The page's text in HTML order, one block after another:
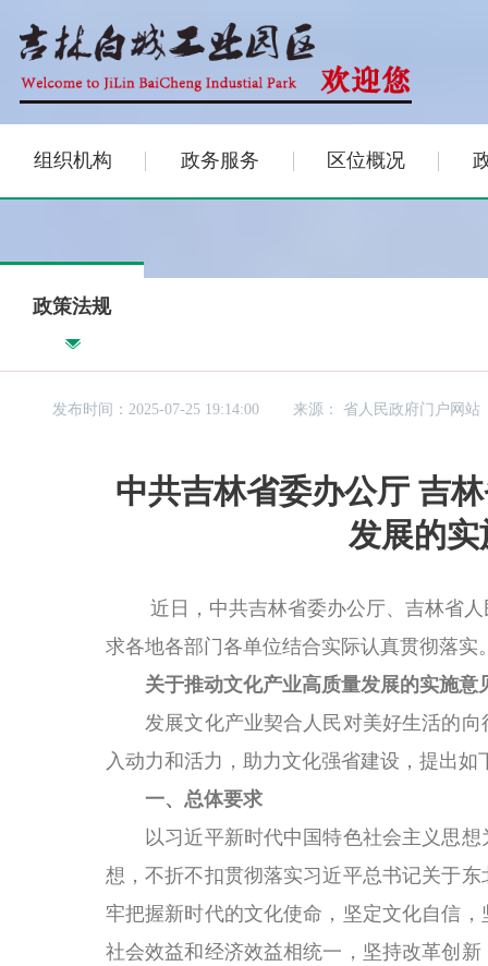
组织机构 政务服务 区位概况
政策法规
发布时间：2025-07-25 19:14:00 来源：省人民政府门户网站
中共吉林省委办公厅 吉
发展的
近日，中共吉林省委办公厅、吉林省
求各地各部门各单位结合实际认真贯彻落
关于推动文化产业高质量发展的实施意
发展文化产业契合人民对美好生活的向
入动力和活力，助力文化强省建设，提出如
一、总体要求
以习近平新时代中国特色社会主义思想
想，不折不扣贯彻落实习近平总书记关于
牢把握新时代的文化使命，坚定文化自信
社会效益和经济效益相统一，坚持改革创